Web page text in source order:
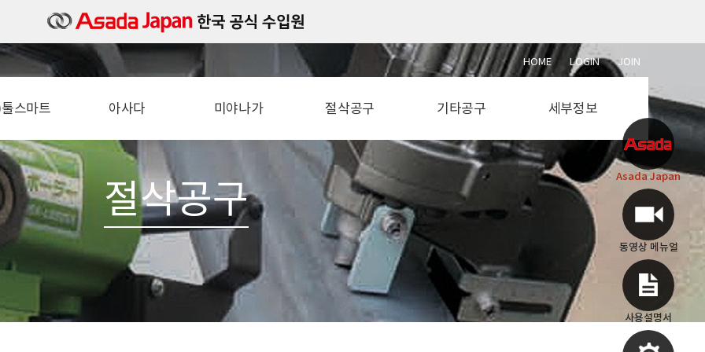
Asada Japan
동영상 메뉴얼
사용설명서
HOME LOGIN JOIN
스마트
소개
시는길
아사다
밴드쏘
컷쏘 (파이프소)
볼트머신
파이프머신
동벤다
수압기
충전진공펌프
미야나가
타일바디
타일샹크
아쿠아슛
절삭공구
절단석
철근 절단기
각도 절단기
직소기
기타공구
설비공구
전동공구
에어공구
용접공구
측정공구
세부정보
사용설명서
부속도면
절삭공구